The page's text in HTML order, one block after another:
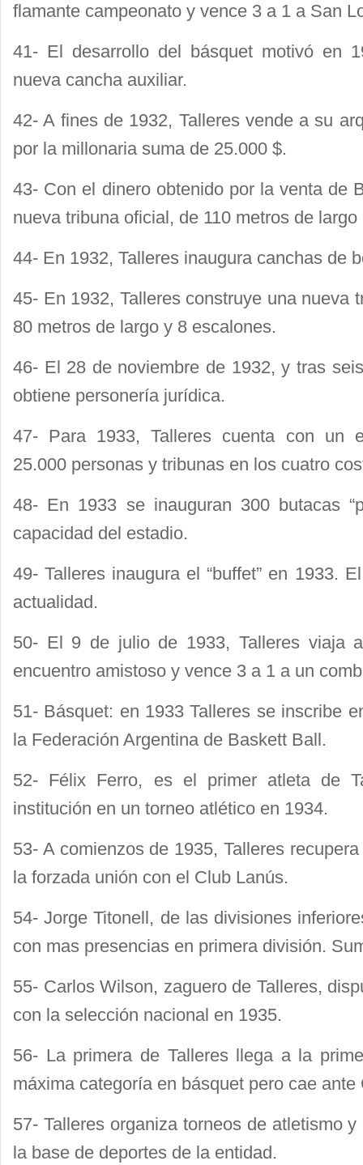
flamante campeonato y vence 3 a 1 a San
41- El desarrollo del básquet motivó en
nueva cancha auxiliar.
42- A fines de 1932, Talleres vende a su
por la millonaria suma de 25.000 $.
43- Con el dinero obtenido por la venta de
nueva tribuna oficial, de 110 metros de
44- En 1932, Talleres inaugura canchas de
45- En 1932, Talleres construye una nueva
80 metros de largo y 8 escalones.
46- El 28 de noviembre de 1932, y tras
obtiene personería jurídica.
47- Para 1933, Talleres cuenta con un
25.000 personas y tribunas en los cuatro
48- En 1933 se inauguran 300 butacas
capacidad del estadio.
49- Talleres inaugura el “buffet” en 1933.
actualidad.
50- El 9 de julio de 1933, Talleres viaja
encuentro amistoso y vence 3 a 1 a un
51- Básquet: en 1933 Talleres se inscribe
la Federación Argentina de Baskett Ball.
52- Félix Ferro, es el primer atleta de
institución en un torneo atlético en 1934.
53- A comienzos de 1935, Talleres
la forzada unión con el Club Lanús.
54- Jorge Titonell, de las divisiones
con mas presencias en primera división.
55- Carlos Wilson, zaguero de Talleres,
con la selección nacional en 1935.
56- La primera de Talleres llega a la
máxima categoría en básquet pero cae ante
57- Talleres organiza torneos de atletismo
la base de deportes de la entidad.